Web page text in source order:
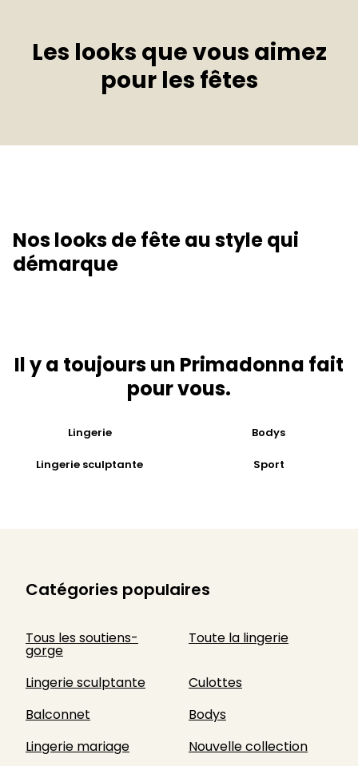
Les looks que vous aimez
pour les fêtes
Nos looks de fête au style qui
démarque
Il y a toujours un Primadonna fait
pour vous.
Lingerie Bodys
Lingerie sculptante Sport
Catégories populaires
Tous les soutiens-
gorge
Toute la lingerie
Lingerie sculptante
Culottes
Balconnet
Bodys
Lingerie mariage
Nouvelle collection